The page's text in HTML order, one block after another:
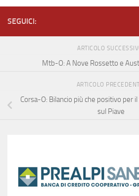
SEGUICI:
ARTICOLO
Mtb-O: A Nove Rossetto e
ARTICOLO
Corsa-O: Bilancio più che positivo per
sul Piave